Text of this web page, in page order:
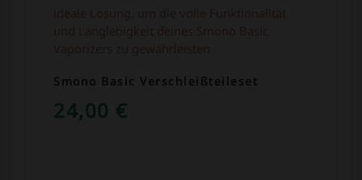
Smono Basic Verschleißteileset
24,00 €